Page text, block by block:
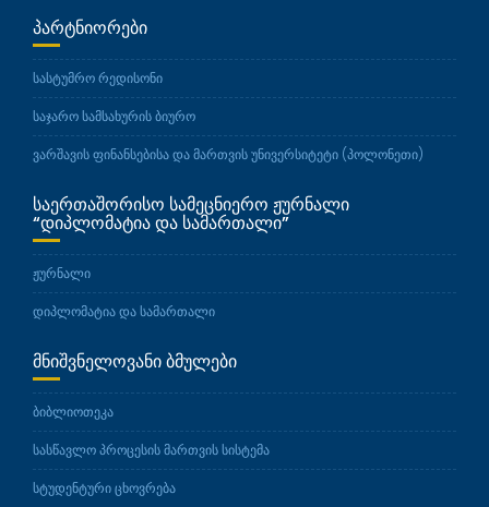
ᲞᲐᲠᲢᲜᲘᲝᲠᲔᲑᲘ
სასტუმრო რედისონი
საჯარო სამსახურის ბიურო
ვარშავის ფინანსებისა და მართვის უნივერსიტეტი (პოლონეთი)
ᲡᲐᲔᲠᲗᲐᲨᲝᲠᲘᲡᲝ ᲡᲐᲛᲔᲪᲜᲘᲔᲠᲝ ᲟᲣᲠᲜᲐᲚᲘ
“ᲓᲘᲞᲚᲝᲛᲐᲢᲘᲐ ᲓᲐ ᲡᲐᲛᲐᲠᲗᲐᲚᲘ”
ჟურნალი
დიპლომატია და სამართალი
ᲛᲜᲘᲨᲕᲜᲔᲚᲝᲕᲐᲜᲘ ᲑᲛᲣᲚᲔᲑᲘ
ბიბლიოთეკა
სასწავლო პროცესის მართვის სისტემა
სტუდენტური ცხოვრება